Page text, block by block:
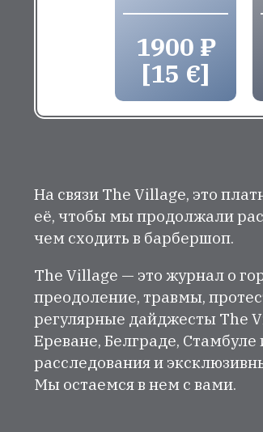
1900 ₽
[15 €]
На связи The Village, это
её, чтобы мы продолжали
чем сходить в барбершоп.
The Village — это журнал о
преодоление, травмы,
регулярные дайджесты The
Ереване, Белграде,
расследования и
Мы остаемся в нем с вами.